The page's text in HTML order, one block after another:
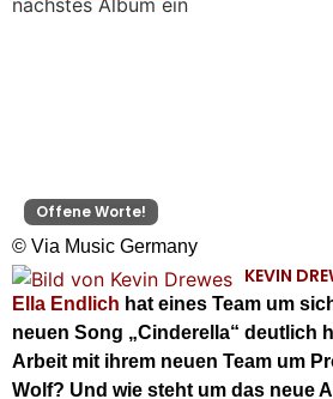
Offene Worte!
© Via Music Germany
KEVIN
Ella Endlich hat eines Team um
neuen Song „Cinderella“ deutlich
Arbeit mit ihrem neuen Team um
Wolf? Und wie steht um das neue